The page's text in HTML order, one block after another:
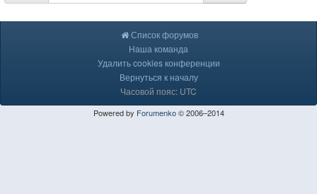
Список форумов
Наша команда
Удалить cookies конференции
Вернуться к началу
Часовой пояс: UTC
Powered by Forumenko© 2006–2014